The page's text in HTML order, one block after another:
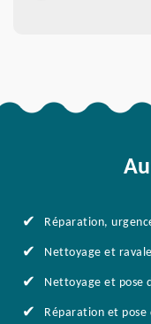
Réparation,
Nettoyage et
Nettoyage et pose
Réparation et pose